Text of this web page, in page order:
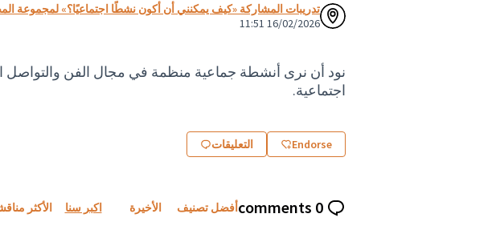
تدريبات المشاركة «كيف يمكنني أن أكون نشطًا اجتماعيًا؟» لمجموعة
16/02/2026 11:51
نود أن نرى أنشطة جماعية منظمة في مجال الفن والتواصل
اجتماعية.
Endorse التعليقات
0 comments أفضل تصنيف الأخيرة اكبر سنا الأكثر